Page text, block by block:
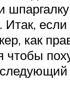
Итак,
как
чтобы